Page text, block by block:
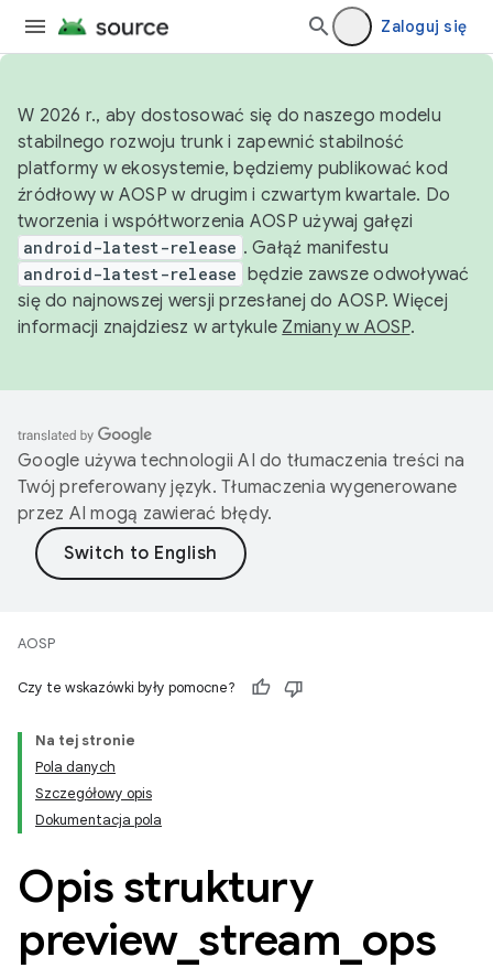
Zaloguj się
W 2026 r., aby dostosować się do naszego modelu
stabilnego rozwoju trunk i zapewnić stabilność
platformy w ekosystemie, będziemy publikować kod
źródłowy w AOSP w drugim i czwartym kwartale. Do
tworzenia i współtworzenia AOSP używaj gałęzi
android-latest-release . Gałąź manifestu
android-latest-release będzie zawsze odwoływać
się do najnowszej wersji przesłanej do AOSP. Więcej
informacji znajdziesz w artykule Zmiany w AOSP.
Google używa technologii AI do tłumaczenia treści na
Twój preferowany język. Tłumaczenia wygenerowane
przez AI mogą zawierać błędy.
AOSP
Czy te wskazówki były pomocne?
Na tej stronie
Pola danych
Szczegółowy opis
Dokumentacja pola
Opis struktury
preview_ stream ops